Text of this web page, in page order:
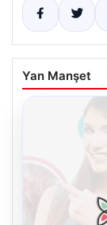
Yan Manşet